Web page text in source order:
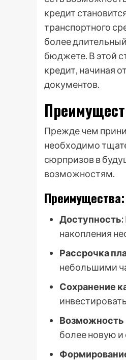
кредит
транспортного
более
бюджете. В этой
кредит, начиная
документов.
Прежде чем
необходимо
сюрпризов в
возможностям.
Преимущества:
Доступность:
накопления
Рассрочка
небольшими
Сохранение
Возможность
более новую